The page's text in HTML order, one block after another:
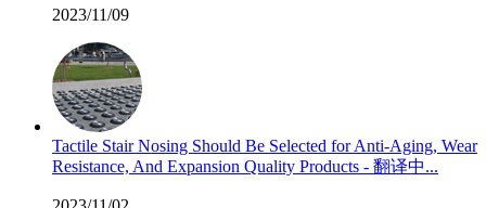
2023/11/09
Tactile Stair Nosing Should Be Selected for Anti-Aging, Wear
Resistance, And Expansion Quality Products - 翻译中...